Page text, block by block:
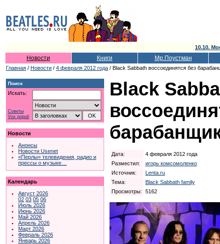
10.10.
Новости Книги Мр.Поустман
Главная / Новости / 4 февраля 2012 года / Black Sabbath воссоединятся без
Поиск
Искать:
Советы
Vox populi
Новости
Анонсы
Новости Usenet
«Перлы» телевидения, радио и
прессы о музыке…
Календарь
Август 2026
02 03 05 06
Июль 2026
Июнь 2026
Май 2026
Апрель 2026
Март 2026
Февраль 2026
Январь 2026
Black
Дата:
4 февраля 2012 года
Разместил:
игорь комсомоленко
Источник:
Lenta.ru
Тема:
Black Sabbath family
Просмотры:
5162